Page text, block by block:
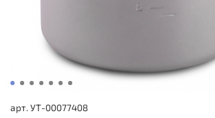
арт. УТ-00077408